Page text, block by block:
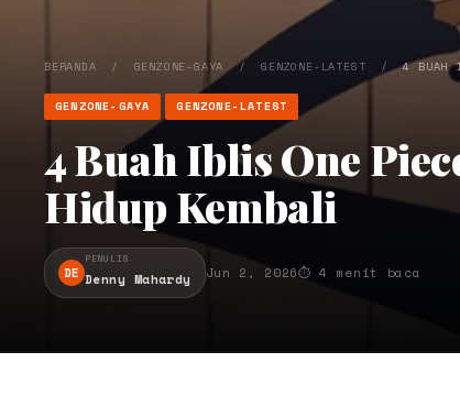
BERANDA / GENZONE-GAYA /GENZONE-LATEST /4 BUAH
GENZONE-GAYA GENZONE-LATEST
4 Buah Iblis One
Hidup Kembali
DE
PENULIS
Denny Mahardy Jun 2, 2026⏱ 4 menit baca